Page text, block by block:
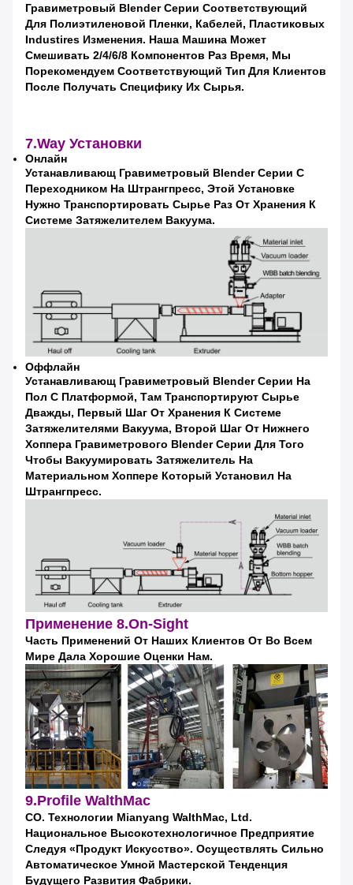
Гравиметровый Blender Серии Соответствующий
Для Полиэтиленовой Пленки, Кабелей, Пластиковых
Industires Изменения. Наша Машина Может
Смешивать 2/4/6/8 Компонентов Раз Время, Мы
Порекомендуем Соответствующий Тип Для Клиентов
После Получать Специфику Их Сырья.
7.Way Установки
Онлайн
Устанавливающ Гравиметровый Blender Серии С
Переходником На Штрангпресс, Этой Установке
Нужно Транспортировать Сырье Раз От Хранения К
Системе Затяжелителем Вакуума.
Оффлайн
Устанавливающ Гравиметровый Blender Серии На
Пол С Платформой, Там Транспортируют Сырье
Дважды, Первый Шаг От Хранения К Системе
Затяжелителями Вакуума, Второй Шаг От Нижнего
Хоппера Гравиметрового Blender Серии Для Того
Чтобы Вакуумировать Затяжелитель На
Материальном Хоппере Который Установил На
Штрангпресс.
Применение 8.On-Sight
Часть Применений От Наших Клиентов От Во Всем
Мире Дала Хорошие Оценки Нам.
9.Profile WalthMac
CO. Технологии Mianyang WalthMac, Ltd.
Национальное Высокотехнологичное Предприятие
Следуя «продукт Искусство». Осуществлять Сильно
Автоматическое Умной Мастерской Тенденция
Будущего Развития Фабрики.